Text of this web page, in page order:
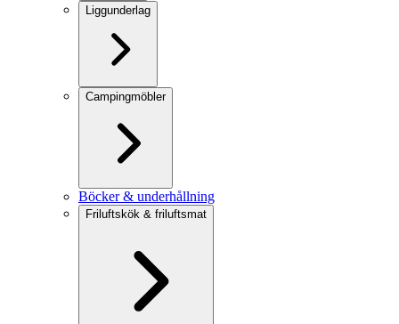
Liggunderlag
Campingmöbler
Böcker & underhållning
Friluftskök & friluftsmat